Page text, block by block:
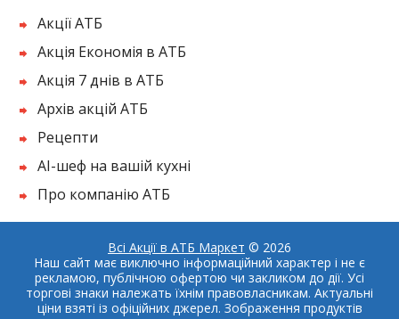
Акції АТБ
Акція Економія в АТБ
Акція 7 днів в АТБ
Архів акцій АТБ
Рецепти
AI-шеф на вашій кухні
Про компанію АТБ
Всі Акції в АТБ Маркет © 2026
Наш сайт має виключно інформаційний характер і не є
рекламою, публічною офертою чи закликом до дії. Усі
торгові знаки належать їхнім правовласникам. Актуальні
ціни взяті із офіційних джерел. Зображення продуктів